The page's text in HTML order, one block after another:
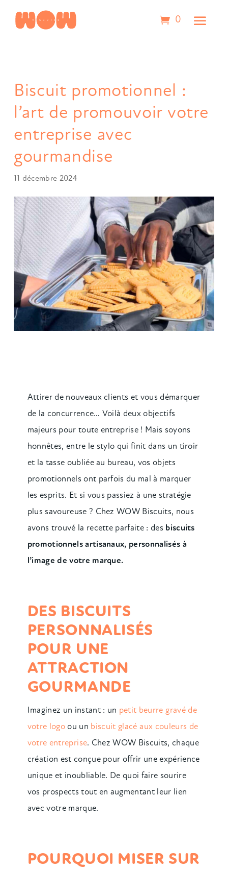
0
Biscuit promotionnel :
l’art de promouvoir votre
entreprise avec
gourmandise
11 décembre 2024
Attirer de nouveaux clients et vous démarquer
de la concurrence… Voilà deux objectifs
majeurs pour toute entreprise ! Mais soyons
honnêtes, entre le stylo qui finit dans un tiroir
et la tasse oubliée au bureau, vos objets
promotionnels ont parfois du mal à marquer
les esprits. Et si vous passiez à une stratégie
plus savoureuse ? Chez WOW Biscuits, nous
avons trouvé la recette parfaite : des biscuits
promotionnels artisanaux, personnalisés à
l’image de votre marque.
DES BISCUITS
PERSONNALISÉS
POUR UNE
ATTRACTION
GOURMANDE
Imaginez un instant : un petit beurre gravé de
votre logo ou un biscuit glacé aux couleurs de
votre entreprise. Chez WOW Biscuits, chaque
création est conçue pour offrir une expérience
unique et inoubliable. De quoi faire sourire
vos prospects tout en augmentant leur lien
avec votre marque.
POURQUOI MISER SUR